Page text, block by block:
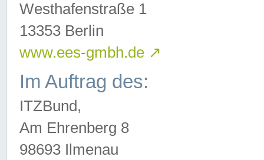
Westhafenstraße 1
13353 Berlin
www.ees-gmbh.de ↗
Im Auftrag des:
ITZBund,
Am Ehrenberg 8
98693 Ilmenau